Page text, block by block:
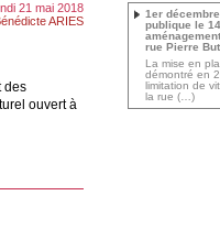
21 mai 2018
ARIES
des
ouvert à
1er
publique le
rue Pierre
La mise en
démontré en
limitation de
la rue (…)